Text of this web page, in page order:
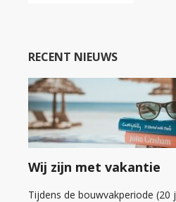
RECENT NIEUWS
Wij zijn met vakantie
Tijdens de bouwvakperiode (20